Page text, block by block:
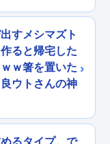
すメシマズト
ると帰宅した
ｗ箸を置いた
ウトさんの神
るタイプ。で